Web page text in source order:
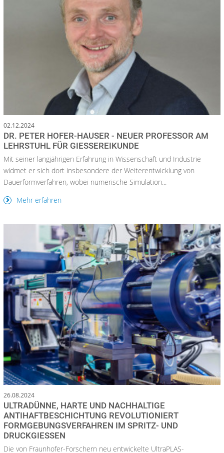
02.12.2024
DR. PETER HOFER-HAUSER - NEUER PROFESSOR AM
LEHRSTUHL FÜR GIESSEREIKUNDE
Mit seiner langjährigen Erfahrung in Wissenschaft und Industrie
widmet er sich dort insbesondere der Weiterentwicklung von
Dauerformverfahren, wobei numerische Simulation...
Mehr erfahren
26.08.2024
ULTRADÜNNE, HARTE UND NACHHALTIGE
ANTIHAFTBESCHICHTUNG REVOLUTIONIERT
FORMGEBUNGSVERFAHREN IM SPRITZ- UND
DRUCKGIESSEN
Die von Fraunhofer-Forschern neu entwickelte UltraPLAS-